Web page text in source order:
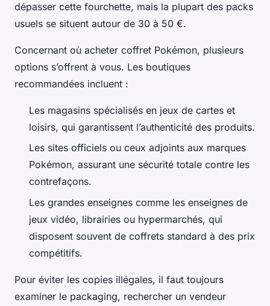
dépasser cette fourchette, mais la plupart des packs
usuels se situent autour de 30 à 50 €.
Concernant où acheter coffret Pokémon, plusieurs
options s’offrent à vous. Les boutiques
recommandées incluent :
Les magasins spécialisés en jeux de cartes et
loisirs, qui garantissent l’authenticité des produits.
Les sites officiels ou ceux adjoints aux marques
Pokémon, assurant une sécurité totale contre les
contrefaçons.
Les grandes enseignes comme les enseignes de
jeux vidéo, librairies ou hypermarchés, qui
disposent souvent de coffrets standard à des prix
compétitifs.
Pour éviter les copies illégales, il faut toujours
examiner le packaging, rechercher un vendeur